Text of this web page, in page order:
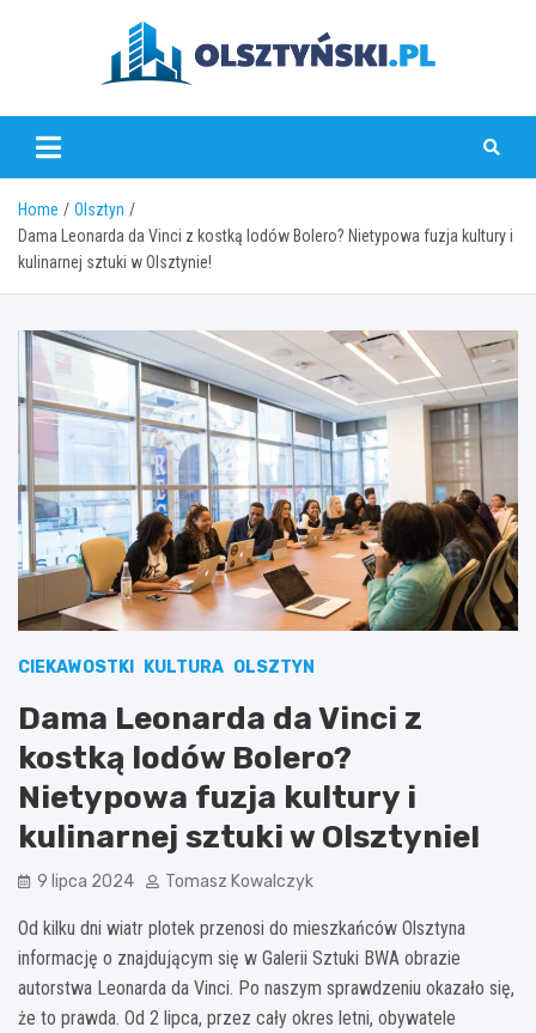
olsztynski.pl
Home
Olsztyn
Dama Leonarda da Vinci z kostką lodów Bolero? Nietypowa fuzja kultury i
kulinarnej sztuki w Olsztynie!
CIEKAWOSTKI KULTURA OLSZTYN
Dama Leonarda da Vinci z
kostką lodów Bolero?
Nietypowa fuzja kultury i
kulinarnej sztuki w Olsztynie!
9 lipca 2024 Tomasz Kowalczyk
Od kilku dni wiatr plotek przenosi do mieszkańców Olsztyna
informację o znajdującym się w Galerii Sztuki BWA obrazie
autorstwa Leonarda da Vinci. Po naszym sprawdzeniu okazało się,
że to prawda. Od 2 lipca, przez cały okres letni, obywatele